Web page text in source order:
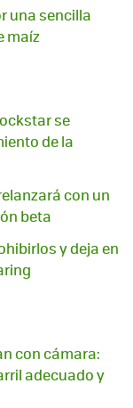
una sencilla
maíz
se
de la
con un
beta
y deja en
con cámara:
adecuado y